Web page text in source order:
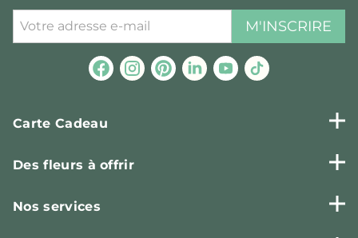
M'INSCRIRE
Carte Cadeau
Des fleurs à offrir
Nos services